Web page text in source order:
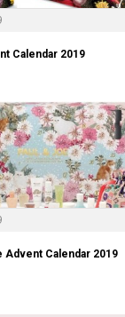
Calendar 2019
Advent Calendar 2019